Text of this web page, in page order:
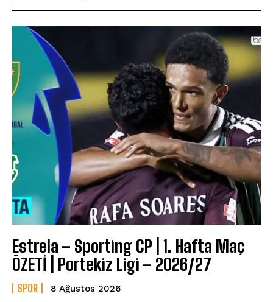
Estrela – Sporting CP | 1. Hafta Maç
ÖZETİ | Portekiz Ligi – 2026/27
SPOR 8 Ağustos 2026